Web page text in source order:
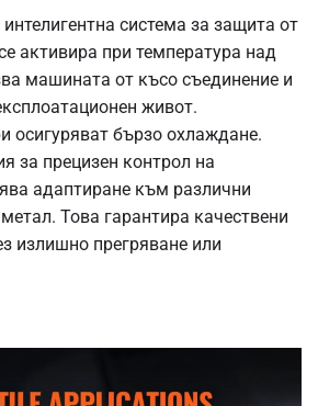
система за защита от
активира при температура над
машината от късо съединение и
живот.
осигуряват бързо охлаждане.
за прецизен контрол на
адаптиране към различни
Това гарантира качествени
излишно прегряване или